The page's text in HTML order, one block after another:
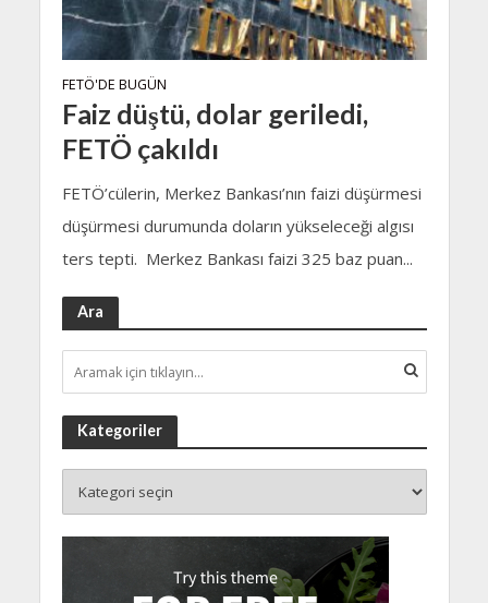
FETÖ'DE BUGÜN
Faiz düştü, dolar geriledi,
FETÖ çakıldı
FETÖ’cülerin, Merkez Bankası’nın faizi düşürmesi
düşürmesi durumunda doların yükseleceği algısı
ters tepti. Merkez Bankası faizi 325 baz puan...
Ara
Kategoriler